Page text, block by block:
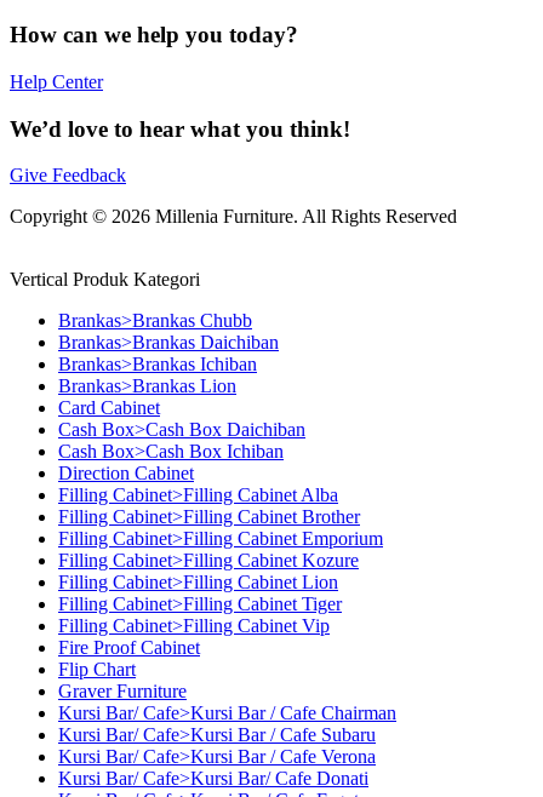
How can we help you today?
Help Center
We’d love to hear what you think!
Give Feedback
Copyright © 2026 Millenia Furniture. All Rights Reserved
Vertical Produk Kategori
Brankas>Brankas Chubb
Brankas>Brankas Daichiban
Brankas>Brankas Ichiban
Brankas>Brankas Lion
Card Cabinet
Cash Box>Cash Box Daichiban
Cash Box>Cash Box Ichiban
Direction Cabinet
Filling Cabinet>Filling Cabinet Alba
Filling Cabinet>Filling Cabinet Brother
Filling Cabinet>Filling Cabinet Emporium
Filling Cabinet>Filling Cabinet Kozure
Filling Cabinet>Filling Cabinet Lion
Filling Cabinet>Filling Cabinet Tiger
Filling Cabinet>Filling Cabinet Vip
Fire Proof Cabinet
Flip Chart
Graver Furniture
Kursi Bar/ Cafe>Kursi Bar / Cafe Chairman
Kursi Bar/ Cafe>Kursi Bar / Cafe Subaru
Kursi Bar/ Cafe>Kursi Bar / Cafe Verona
Kursi Bar/ Cafe>Kursi Bar/ Cafe Donati